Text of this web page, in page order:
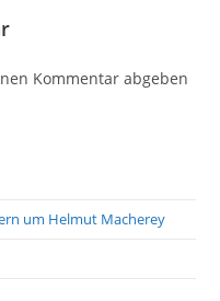
Kommentar abgeben
um Helmut Macherey